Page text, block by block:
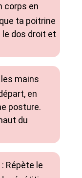
corps en
ta poitrine
le dos droit et
mains
en
posture.
du
: Répète le